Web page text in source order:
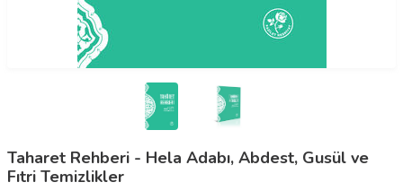
Taharet Rehberi - Hela Adabı, Abdest, Gusül ve
Fıtri Temizlikler